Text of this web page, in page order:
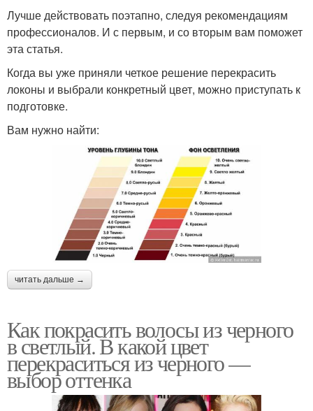
Лучше действовать поэтапно, следуя рекомендациям
профессионалов. И с первым, и со вторым вам поможет
эта статья.
Когда вы уже приняли четкое решение перекрасить
локоны и выбрали конкретный цвет, можно приступать к
подготовке.
Вам нужно найти:
читать дальше →
Как покрасить волосы из черного
в светлый. В какой цвет
перекраситься из черного —
выбор оттенка